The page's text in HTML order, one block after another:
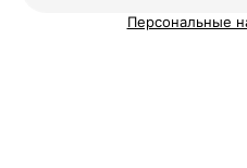
Персональные